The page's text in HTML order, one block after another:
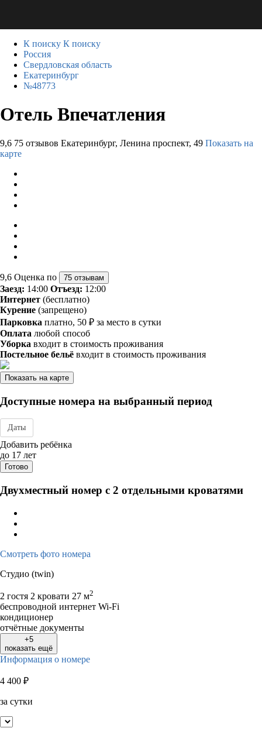
К поиску К поиску
Россия
Свердловская область
Екатеринбург
№48773
Отель Впечатления
9,6 75 отзывов Екатеринбург, Ленина проспект, 49 Показать на
карте
9,6 Оценка по 75 отзывам
Заезд: 14:00 Отъезд: 12:00
Интернет (бесплатно)
Курение (запрещено)
Парковка платно, 50 ₽ за место в сутки
Оплата любой способ
Уборка входит в стоимость проживания
Постельное бельё входит в стоимость проживания
Показать на карте
Доступные номера на выбранный период
Даты
Дата заезда - отъезда
Добавить ребёнка
до 17 лет
Готово
Двухместный номер с 2 отдельными кроватями
Смотреть фото номера
Студио (twin)
2 гостя 2 кровати 27 м2
беспроводной интернет Wi-Fi
кондиционер
отчётные документы
+5
показать ещё
Информация о номере
4 400 ₽
за сутки